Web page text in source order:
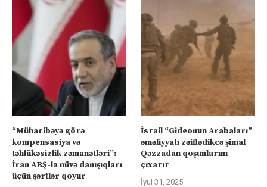
“Müharibəyə görə
kompensasiya və
təhlükəsizlik zəmanətləri”:
İran ABŞ-la nüvə danışıqları
üçün şərtlər qoyur
İsrail “Gideonun Arabaları”
əməliyyatı zəiflədikcə şimal
Qəzzadan qoşunlarını
çıxarır
İyul 31, 2025